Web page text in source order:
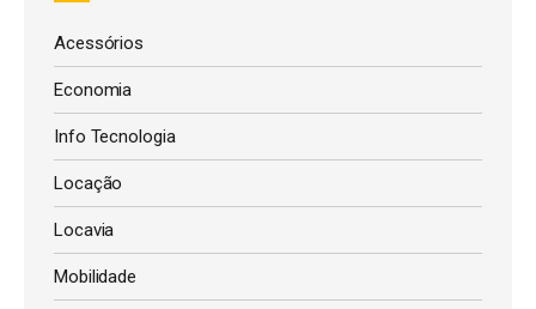
Acessórios
Economia
Info Tecnologia
Locação
Locavia
Mobilidade